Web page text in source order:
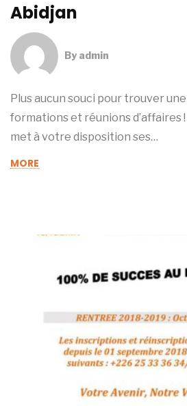
Abidjan
By admin
Plus aucun souci pour trouver
formations et réunions d’affaires !
met à votre disposition ses…
MORE